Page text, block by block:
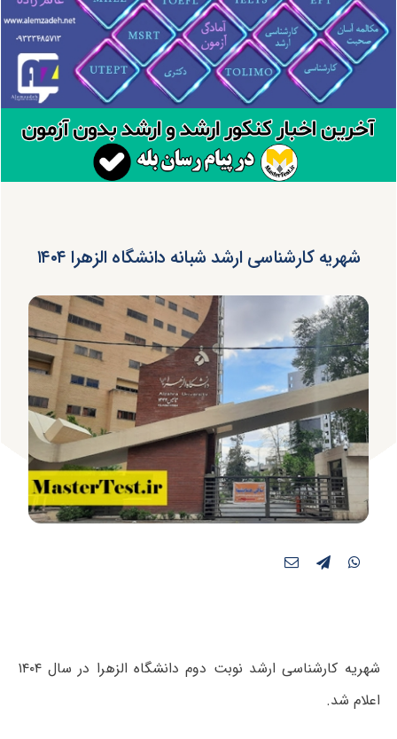
شهریه کارشناسی ارشد شبانه دانشگاه الزهرا ۱۴۰۴
شهریه کارشناسی ارشد نوبت دوم دانشگاه الزهرا در سال ۱۴۰۴
اعلام شد.